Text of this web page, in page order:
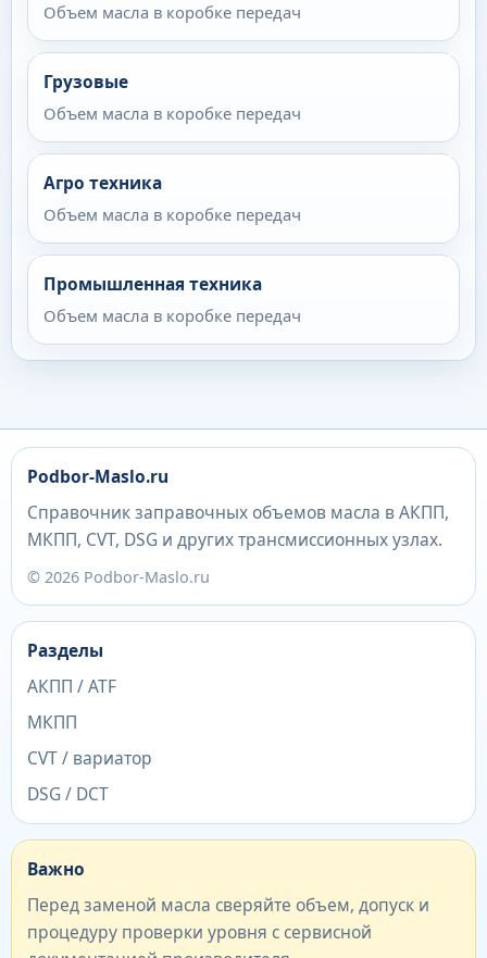
Объем масла в коробке передач
Грузовые
Объем масла в коробке передач
Агро техника
Объем масла в коробке передач
Промышленная техника
Объем масла в коробке передач
Podbor-Maslo.ru
Справочник заправочных объемов масла в АКПП,
МКПП, CVT, DSG и других трансмиссионных узлах.
© 2026 Podbor-Maslo.ru
Разделы
АКПП / ATF
МКПП
CVT / вариатор
DSG / DCT
Важно
Перед заменой масла сверяйте объем, допуск и
процедуру проверки уровня с сервисной